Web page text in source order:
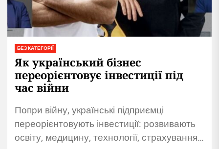
БЕЗ КАТЕГОРІЇ
Як український бізнес
переорієнтовує інвестиції під
час війни
Попри війну, українські підприємці
переорієнтовують інвестиції: розвивають
освіту, медицину, технології, страхування,